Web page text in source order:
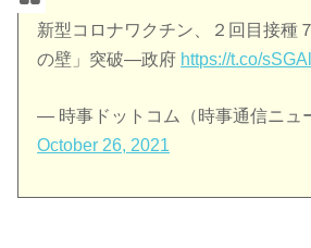
新型コロナワクチン、２回目接種
の壁」突破―政府 https://t.co/
— 時事ドットコム（時事通信ニュ
October 26, 2021